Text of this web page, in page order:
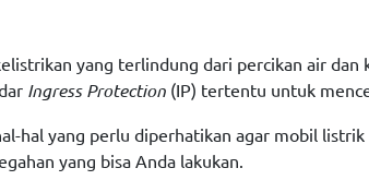
yang terlindung dari percikan air
Ingress Protection (IP) tertentu untuk
hal yang perlu diperhatikan agar mobil
yang bisa Anda lakukan.